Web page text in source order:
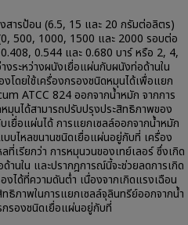
สารป้อน (6.5, 15 และ 20 กรัมต่อลิตร)
500, 1000, 1500 และ 2000 รอบต่อ
0.544 และ 0.680 บาร์ หรือ 2, 4,
ระหว่างผนังเยื่อแผ่นกับผนังท่อด้านใน
โดยใช้เครื่องกรองชนิดหมุนได้เพื่อแยก
ATCC 824 ออกจากน้ำหมัก จากการ
มุนได้สามารถปรับปรุงประสิทธิภาพของ
เยื่อแผ่นได้ การแยกเซลล์ออกจากน้ำหมัก
บไหลขนานชนิดเยื่อแผ่นอยู่กับที่ เครื่อง
เรียกว่า การหมุนวนของเทย์เลอร์ ซึ่งเกิด
านใน และปรากฎการณ์นี้จะช่วยลดการเกิด
งได้ที่ความดันต่ำ เนื่องจากเกิดแรงเฉือน
ภาพในการแยกเซลล์จุลินทรีย์ออกจากน้ำ
กรองชนิดเยื่อแผ่นอยู่กับที่